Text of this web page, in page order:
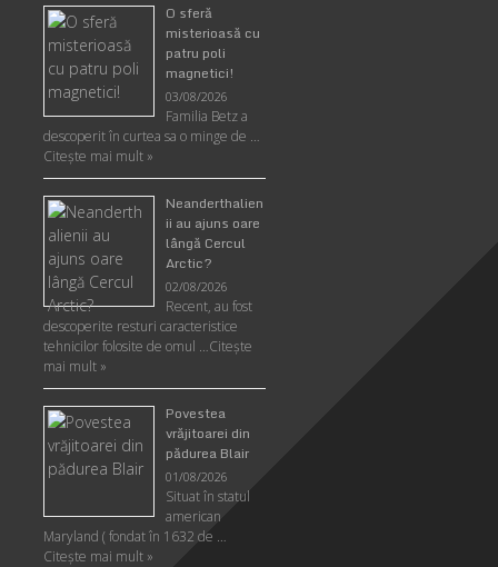
O sferă
misterioasă cu
patru poli
magnetici!
03/08/2026
Familia Betz a
descoperit în curtea sa o minge de …
Citeşte mai mult »
Neanderthalien
ii au ajuns oare
lângă Cercul
Arctic?
02/08/2026
Recent, au fost
descoperite resturi caracteristice
tehnicilor folosite de omul …Citeşte
mai mult »
Povestea
vrăjitoarei din
pădurea Blair
01/08/2026
Situat în statul
american
Maryland ( fondat în 1632 de …
Citeşte mai mult »